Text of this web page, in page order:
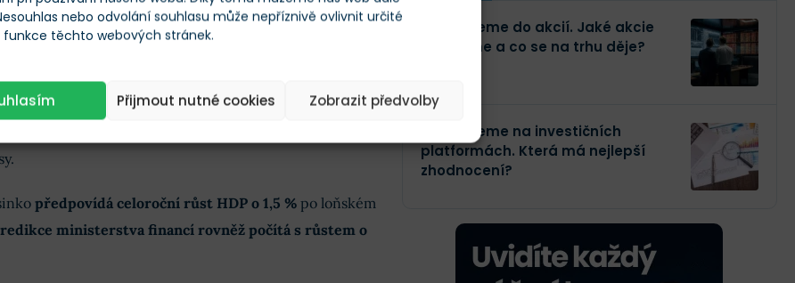
nebo odvolání souhlasu může nepříznivě ovlivnit určité
těchto webových stránek.
Přijmout nutné cookies Zobrazit předvolby
ekonomika zatím nepřekonala úroveň před pandemií.
České bankovní asociace, upozornil, že Česká republika
EU, která
právě spotřeby domácností, která nyní ožila. Takže se
předpovídá celoroční růst HDP o 1,5 %po loňském
ministerstva financí rovněž počítá s růstem o
Investujeme do akcií. Jaké akcie
kupujeme a co se na trhu děje?
Investujeme na investičních
platformách. Která má nejlepší
zhodnocení?